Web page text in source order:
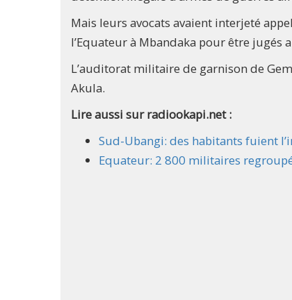
Mais leurs avocats avaient interjeté
l’Equateur à Mbandaka pour être jugés
L’auditorat militaire de garnison de
Akula.
Lire aussi sur radiookapi.net :
Sud-Ubangi: des habitants fuient
Equateur: 2 800 militaires